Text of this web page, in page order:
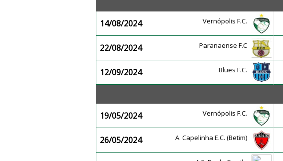
14/08/2024
Vernópolis F.C.
22/08/2024 Paranaense F.C
12/09/2024 Blues F.C.
19/05/2024
Vernópolis F.C.
26/05/2024 A. Capelinha E.C. (Betim)